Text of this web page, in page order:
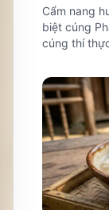
Cẩm nang
biệt cúng
cúng thí